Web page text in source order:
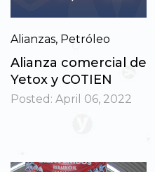
Alianzas, Petróleo
Alianza comercial de
Yetox y COTIEN
Posted: April 06, 2022